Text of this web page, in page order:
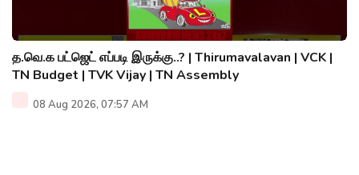
த.வெ.க பட்ஜெட் எப்படி இருக்கு..? | Thirumavalavan | VCK |
TN Budget | TVK Vijay | TN Assembly
08 Aug 2026, 07:57 AM